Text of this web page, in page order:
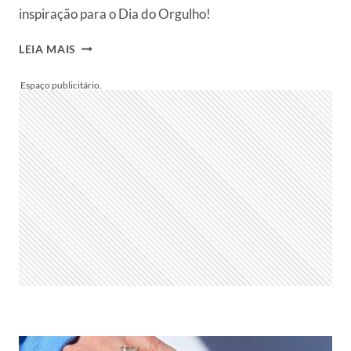
inspiração para o Dia do Orgulho!
LEIA MAIS
MAQUIAGEM
LGBT
PARA
INSPIRAR
SUA
MAKE
DE
ORGULHO
(COM
FOTOS!)